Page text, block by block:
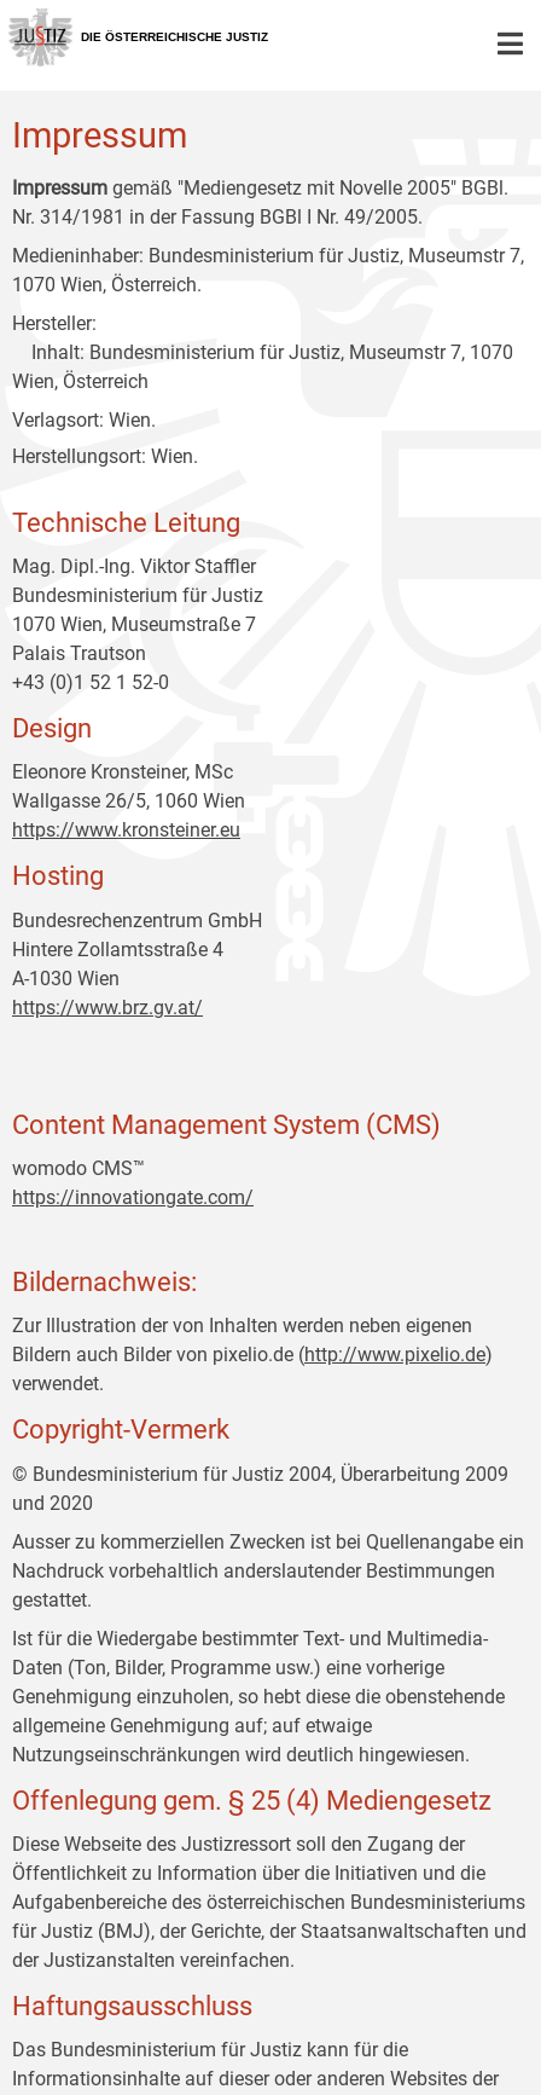
Zur
Hauptnavigation
[1]
Zum
Inhalt
[2]
Zum
Untermenü
[3]
DIE ÖSTERREICHISCHE JUSTIZ
Impressum
Impressum gemäß "Mediengesetz mit Novelle 2005" BGBl.
Nr. 314/1981 in der Fassung BGBl I Nr. 49/2005.
Medieninhaber: Bundesministerium für Justiz, Museumstr 7,
1070 Wien, Österreich.
Hersteller:
Inhalt: Bundesministerium für Justiz, Museumstr 7, 1070
Wien, Österreich
Verlagsort: Wien.
Herstellungsort: Wien.
Technische Leitung
Mag. Dipl.-Ing. Viktor Staffler
Bundesministerium für Justiz
1070 Wien, Museumstraße 7
Palais Trautson
+43 (0)1 52 1 52-0
Design
Eleonore Kronsteiner, MSc
Wallgasse 26/5, 1060 Wien
https://www.kronsteiner.eu
Hosting
Bundesrechenzentrum GmbH
Hintere Zollamtsstraße 4
A-1030 Wien
https://www.brz.gv.at/
Content Management System (CMS)
womodo CMS™
https://innovationgate.com/
Bildernachweis:
Zur Illustration der von Inhalten werden neben eigenen
Bildern auch Bilder von pixelio.de (http://www.pixelio.de)
verwendet.
Copyright-Vermerk
© Bundesministerium für Justiz 2004, Überarbeitung 2009
und 2020
Ausser zu kommerziellen Zwecken ist bei Quellenangabe ein
Nachdruck vorbehaltlich anderslautender Bestimmungen
gestattet.
Ist für die Wiedergabe bestimmter Text- und Multimedia-
Daten (Ton, Bilder, Programme usw.) eine vorherige
Genehmigung einzuholen, so hebt diese die obenstehende
allgemeine Genehmigung auf; auf etwaige
Nutzungseinschränkungen wird deutlich hingewiesen.
Offenlegung gem. § 25 (4) Mediengesetz
Diese Webseite des Justizressort soll den Zugang der
Öffentlichkeit zu Information über die Initiativen und die
Aufgabenbereiche des österreichischen Bundesministeriums
für Justiz (BMJ), der Gerichte, der Staatsanwaltschaften und
der Justizanstalten vereinfachen.
Haftungsausschluss
Das Bundesministerium für Justiz kann für die
Informationsinhalte auf dieser oder anderen Websites der